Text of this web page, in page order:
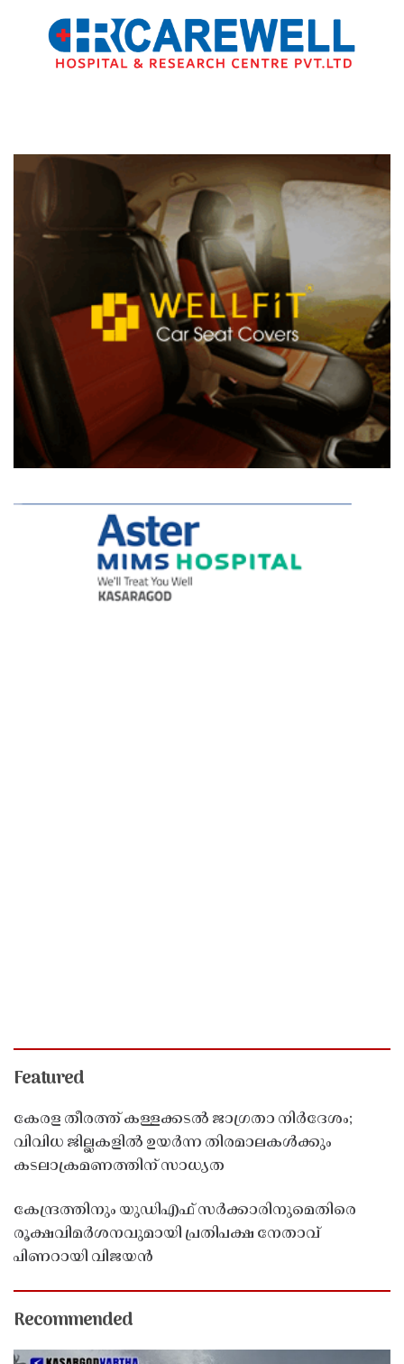
Featured
കേരള തീരത്ത് കള്ളക്കടൽ ജാഗ്രതാ നിർദേശം;
വിവിധ ജില്ലകളിൽ ഉയർന്ന തിരമാലകൾക്കും
കടലാക്രമണത്തിന് സാധ്യത
കേന്ദ്രത്തിനും യുഡിഎഫ് സർക്കാരിനുമെതിരെ
രൂക്ഷവിമർശനവുമായി പ്രതിപക്ഷ നേതാവ്
പിണറായി വിജയൻ
Recommended